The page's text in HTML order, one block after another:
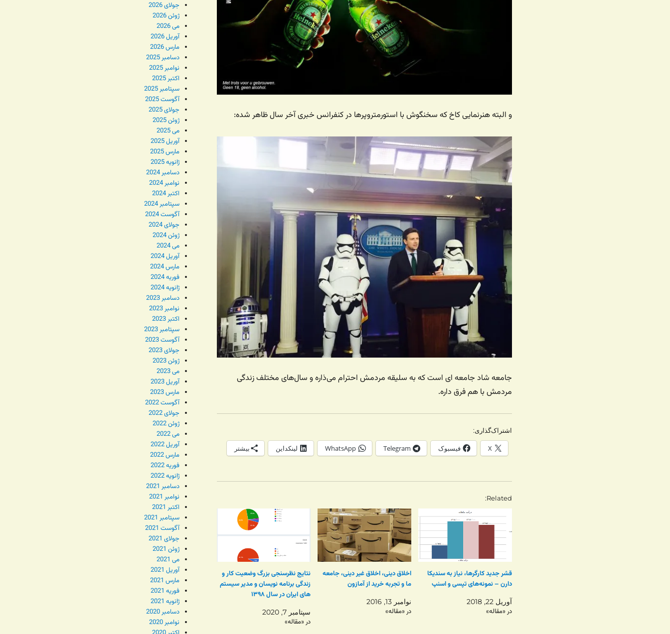
و البته هنرنمایی کاخ که سخنگوش با استورمتروپرها در کنفرانس خبری آخر سال ظاهر شده:
جامعه شاد جامعه ای است که به سلیقه مردمش احترام می‌ذاره و سال‌های مختلف زندگی
مردمش با هم فرق داره.
اشتراک‌گذاری:
X فیسبوک Telegram
WhatsApp لینکداین بیشتر
Related
قشر جدید کارگرها، نیاز به سندیکا
دارن – نمونه‌های تپسی و اسنپ
آوریل 22, 2018
در «مقاله»
اخلاق دینی، اخلاق غیر دینی، جامعه
ما و تجربه خرید از آمازون
نوامبر 13, 2016
در «مقاله»
نتایج نظرسنجی بزرگ وضعیت کار و
زندگی برنامه نویسان و مدیر سیستم
های ایران در سال ۱۳۹۸
سپتامبر 7, 2020
در «مقاله»
جولای 2026
ژوئن 2026
می 2026
آوریل 2026
مارس 2026
دسامبر 2025
نوامبر 2025
اکتبر 2025
سپتامبر 2025
آگوست 2025
جولای 2025
ژوئن 2025
می 2025
آوریل 2025
مارس 2025
ژانویه 2025
دسامبر 2024
نوامبر 2024
اکتبر 2024
سپتامبر 2024
آگوست 2024
جولای 2024
ژوئن 2024
می 2024
آوریل 2024
مارس 2024
فوریه 2024
ژانویه 2024
دسامبر 2023
نوامبر 2023
اکتبر 2023
سپتامبر 2023
آگوست 2023
جولای 2023
ژوئن 2023
می 2023
آوریل 2023
مارس 2023
آگوست 2022
جولای 2022
ژوئن 2022
می 2022
آوریل 2022
مارس 2022
فوریه 2022
ژانویه 2022
دسامبر 2021
نوامبر 2021
اکتبر 2021
سپتامبر 2021
آگوست 2021
جولای 2021
ژوئن 2021
می 2021
آوریل 2021
مارس 2021
فوریه 2021
ژانویه 2021
دسامبر 2020
نوامبر 2020